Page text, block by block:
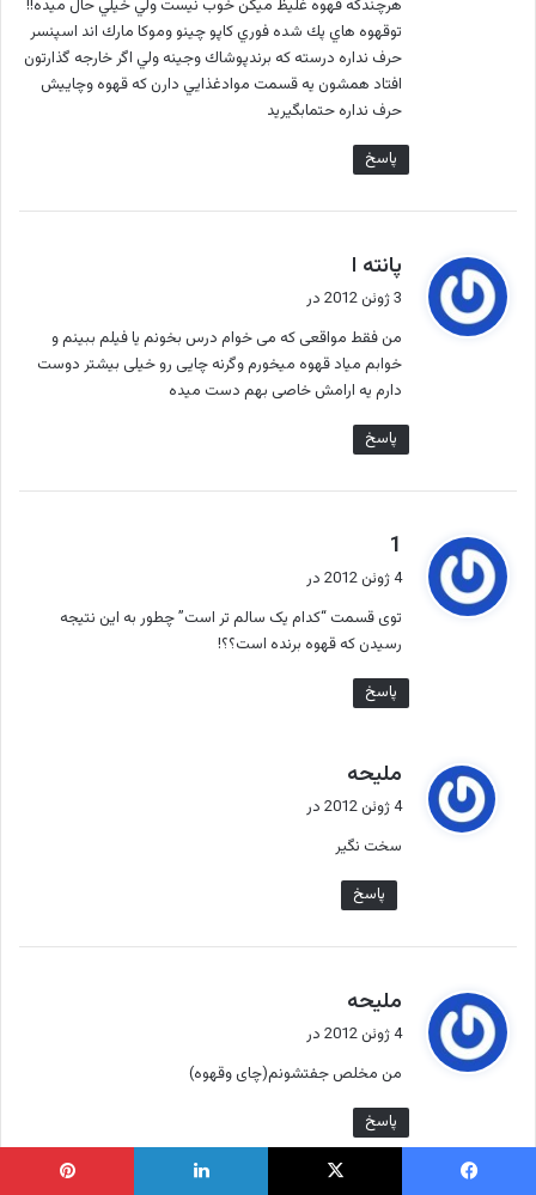
هرچندكه قهوه غليظ ميگن خوب نيست ولي خيلي حال ميده!!
توقهوه هاي پك شده فوري كاپو چينو وموكا مارك اند اسپنسر
حرف نداره درسته كه برندپوشاك وجينه ولي اگر خارجه گذارتون
افتاد همشون يه قسمت موادغذايي دارن كه قهوه وچاييش
حرف نداره حتمابگيريد
پاسخ
پانته ا
ف
3 ژوئن 2012 در
من فقط مواقعی که می خوام درس بخونم یا فیلم ببینم و
خوابم میاد قهوه میخورم وگرنه چایی رو خیلی بیشتر دوست
دارم یه ارامش خاصی بهم دست میده
پاسخ
1
ف
:
4 ژوئن 2012 در
توی قسمت “کدام یک سالم تر است” چطور به این نتیجه
رسیدن که قهوه برنده است؟؟!
پاسخ
ملیحه
ف
:
4 ژوئن 2012 در
سخت نگیر
پاسخ
ملیحه
ف
:
4 ژوئن 2012 در
من مخلص جفتشونم(چای وقهوه)
پاسخ